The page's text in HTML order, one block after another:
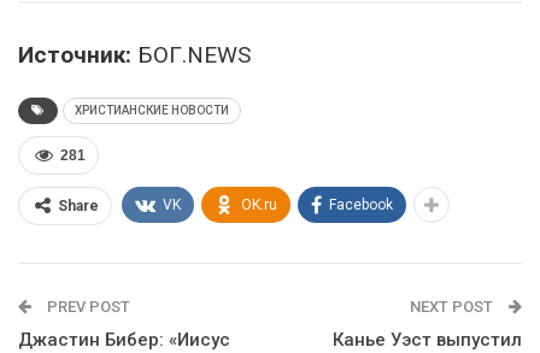
Источник: БОГ.NEWS
ХРИСТИАНСКИЕ НОВОСТИ
281
Share VK OK.ru Facebook
PREV POST
Джастин Бибер: «Иисус
NEXT POST
Канье Уэст выпустил